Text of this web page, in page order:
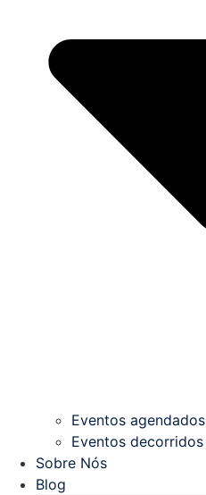
Eventos agendados
Eventos decorridos
Sobre Nós
Blog